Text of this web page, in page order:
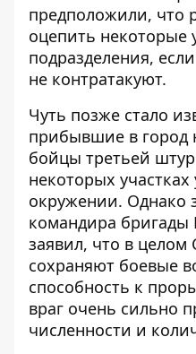
предположили, что
оцепить некоторые
подразделения,
не контратакуют.
Чуть позже стало
прибывшие в город
бойцы третьей
некоторых участках
окружении. Однако
командира
заявил, что в
сохраняют боевые
способность к
враг очень сильно
численности и